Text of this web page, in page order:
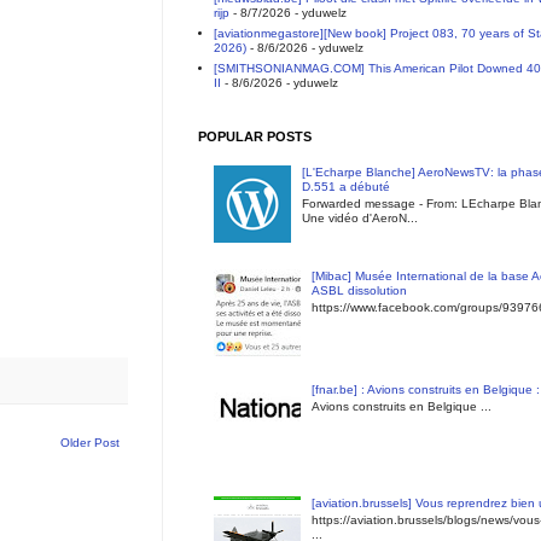
Older Post
rijp- 8/7/2026 - yduwelz
[aviationmegastore][New book] Project 083, 70 years of
2026)- 8/6/2026 - yduwelz
[SMITHSONIANMAG.COM] This American Pilot Downed
II - 8/6/2026 - yduwelz
POPULAR POSTS
[L'Echarpe Blanche] AeroNewsTV: la
D.551 a débuté
Forwarded message - From: LEcharpe
Une vidéo d'AeroN...
[Mibac] Musée International de la base
ASBL dissolution
https://www.facebook.com/groups/
[fnar.be] : Avions construits en Belgique
Avions construits en Belgique ...
[aviation.brussels] Vous reprendrez bien
https://aviation.brussels/blogs/news/